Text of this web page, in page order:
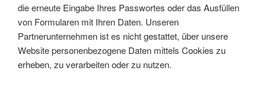
die erneute Eingabe Ihres Passwortes oder das Ausfüllen
von Formularen mit Ihren Daten. Unseren
Partnerunternehmen ist es nicht gestattet, über unsere
Website personenbezogene Daten mittels Cookies zu
erheben, zu verarbeiten oder zu nutzen.